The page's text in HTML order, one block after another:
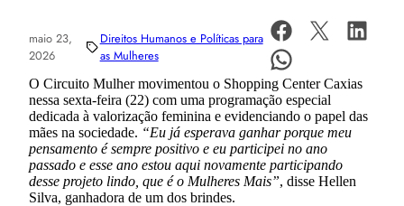
maio 23,
2026
Direitos Humanos e Políticas para
as Mulheres
O Circuito Mulher movimentou o Shopping Center Caxias
nessa sexta-feira (22) com uma programação especial
dedicada à valorização feminina e evidenciando o papel das
mães na sociedade. “Eu já esperava ganhar porque meu
pensamento é sempre positivo e eu participei no ano
passado e esse ano estou aqui novamente participando
desse projeto lindo, que é o Mulheres Mais”, disse Hellen
Silva, ganhadora de um dos brindes.